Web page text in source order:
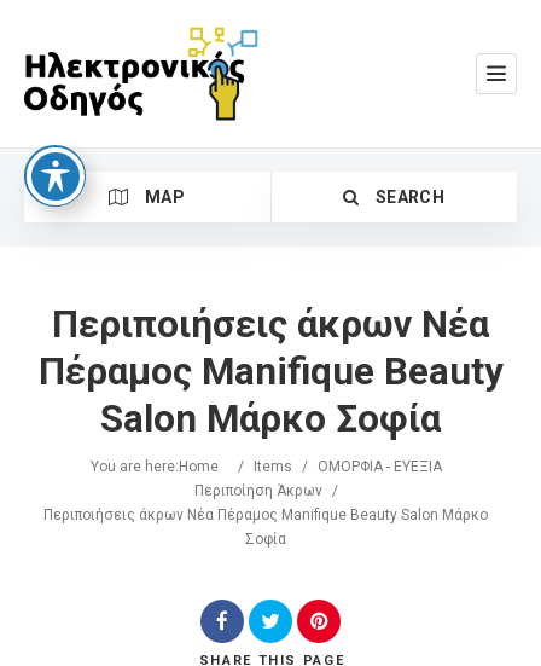
MAP SEARCH
Search
Περιποιήσεις άκρων Νέα
Πέραμος Manifique Beauty
Salon Μάρκο Σοφία
You are here: Home / Items /
ΟΜΟΡΦΙΑ - ΕΥΕΞΙΑ
Περιποίηση Άκρων
/
Περιποιήσεις άκρων Νέα Πέραμος Manifique Beauty Salon Μάρκο
Σοφία
SHARE THIS PAGE